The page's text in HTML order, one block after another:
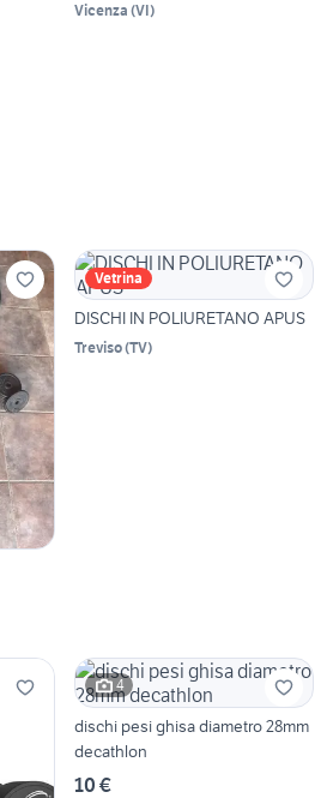
Vicenza (VI)
Vetrina
DISCHI IN POLIURETANO APUS
Treviso(TV)
4
dischi pesi ghisa diametro 28mm
decathlon
10 €